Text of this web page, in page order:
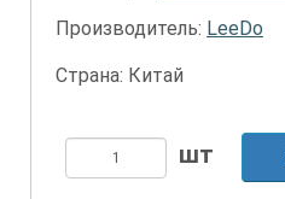
Производитель: LeeDo
Страна: Китай